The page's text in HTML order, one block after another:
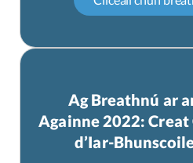
Ag Breathnú ar
Againne 2022:
d’Iar-